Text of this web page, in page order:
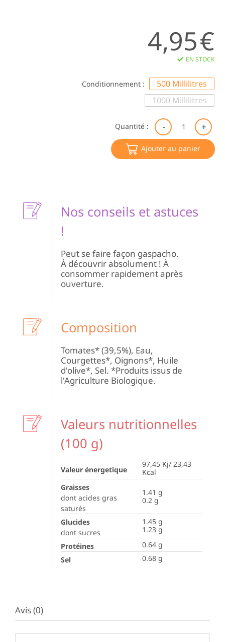
4,95€
EN STOCK
Conditionnement :
500 Millilitres
1000 Millilitres
Quantité :
de
Ajouter au panier
Nos conseils et astuces
!
Peut se faire façon gaspacho.
À découvrir absolument ! À
consommer rapidement après
ouverture.
Composition
Tomates* (39,5%), Eau,
Courgettes*, Oignons*, Huile
d'olive*, Sel. *Produits issus de
l'Agriculture Biologique.
Valeurs nutritionnelles
(100 g)
Valeur énergetique
97,45 Kj/ 23,43
Kcal
Graisses
dont acides gras
saturés
1.41 g
0.2 g
Glucides
dont sucres
1.45 g
1.23 g
Protéines
0.64 g
Sel
0.68 g
Avis (0)